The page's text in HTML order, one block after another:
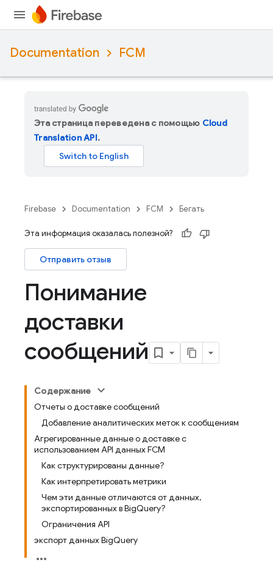
Documentation FCM
Эта страница переведена с помощью Cloud
Translation API.
Firebase Documentation FCM Бегать
Эта информация оказалась полезной?
Отправить отзыв
Понимание
доставки
сообщений
Содержание
Отчеты о доставке сообщений
Добавление аналитических меток к сообщениям
Агрегированные данные о доставке с
использованием API данных FCM
Как структурированы данные?
Как интерпретировать метрики
Чем эти данные отличаются от данных,
экспортированных в BigQuery?
Ограничения API
экспорт данных BigQuery